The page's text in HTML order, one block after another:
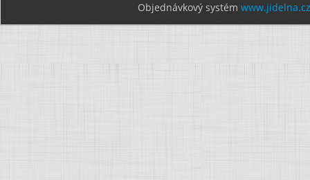
Objednávkový systém www.jidelna.cz